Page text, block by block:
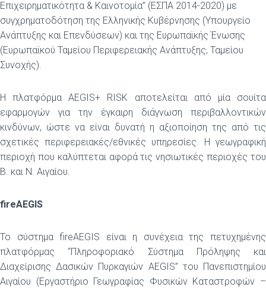
Επιχειρηματικότητα & Καινοτομία” (ΕΣΠΑ 2014-2020) με
συγχρηματοδότηση της Ελληνικής Κυβέρνησης (Υπουργείο
Ανάπτυξης και Επενδύσεων) και της Ευρωπαϊκής Ένωσης
(Ευρωπαϊκού Ταμείου Περιφερειακής Ανάπτυξης, Ταμείου
Συνοχής).
Η πλατφόρμα AEGIS+ RISK αποτελείται από μία σουίτα
εφαρμογών για την έγκαιρη διάγνωση περιβαλλοντικών
κινδύνων, ώστε να είναι δυνατή η αξιοποίηση της από τις
σχετικές περιφερειακές/εθνικές υπηρεσίες. Η γεωγραφική
περιοχή που καλύπτεται αφορά τις νησιωτικές περιοχές του
Β. και Ν. Αιγαίου.
fireAEGIS
Το σύστημα fireAEGIS είναι η συνέχεια της πετυχημένης
πλατφόρμας “Πληροφοριακό Σύστημα Πρόληψης και
Διαχείρισης Δασικών Πυρκαγιών AEGIS” του Πανεπιστημίου
Αιγαίου (Εργαστήριο Γεωγραφίας Φυσικών Καταστροφών –